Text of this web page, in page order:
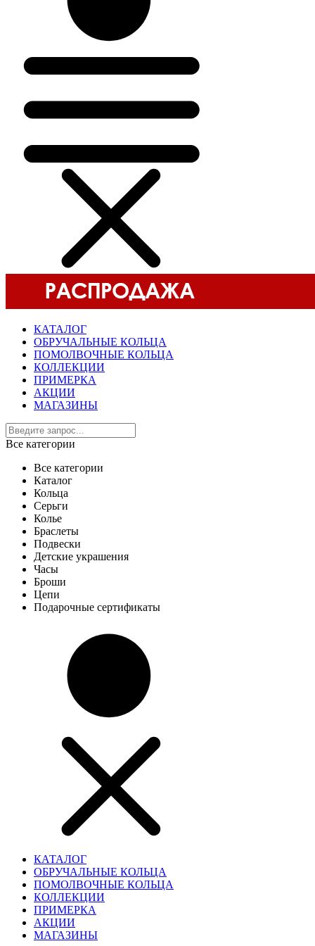
КАТАЛОГ
ОБРУЧАЛЬНЫЕ КОЛЬЦА
ПОМОЛВОЧНЫЕ КОЛЬЦА
КОЛЛЕКЦИИ
ПРИМЕРКА
АКЦИИ
МАГАЗИНЫ
Все категории
Все категории
Каталог
Кольца
Серьги
Колье
Браслеты
Подвески
Детские украшения
Часы
Броши
Цепи
Подарочные сертификаты
КАТАЛОГ
ОБРУЧАЛЬНЫЕ КОЛЬЦА
ПОМОЛВОЧНЫЕ КОЛЬЦА
КОЛЛЕКЦИИ
ПРИМЕРКА
АКЦИИ
МАГАЗИНЫ